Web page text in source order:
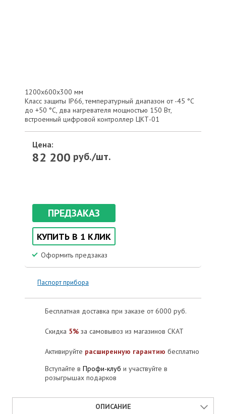
1200х600х300 мм
Класс защиты IP66, температурный диапазон от -45 °С
до +50 °С, два нагревателя мощностью 150 Вт,
встроенный цифровой контроллер ЦКТ-01
Цена:
82 200 руб./шт.
ПРЕДЗАКАЗ
КУПИТЬ В 1 КЛИК
Оформить предзаказ
Паспорт прибора
Бесплатная доставка при заказе от 6000 руб.
Скидка 5% за самовывоз из магазинов СКАТ
Активируйте расширенную гарантию бесплатно
Вступайте в Профи-клуб и участвуйте в
розыгрышах подарков
ОПИСАНИЕ